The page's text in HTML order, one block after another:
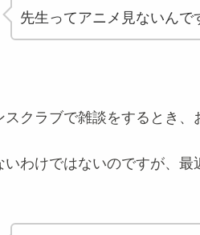
先生ってアニメ見ないんで
スクラブで雑談をするとき、
いわけではないのですが、